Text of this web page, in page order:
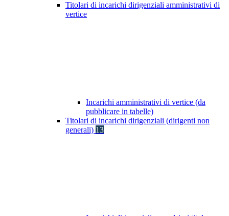
Titolari di incarichi dirigenziali amministrativi di
vertice
Incarichi amministrativi di vertice (da
pubblicare in tabelle)
Titolari di incarichi dirigenziali (dirigenti non
generali) 13